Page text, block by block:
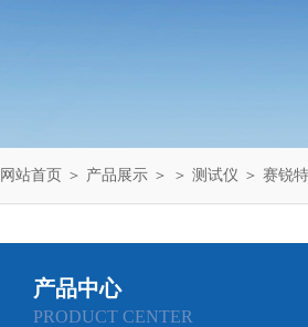
网站首页 ＞ 产品展示 ＞ ＞ 测试仪 ＞ 赛锐
产品中心
PRODUCT CENTER